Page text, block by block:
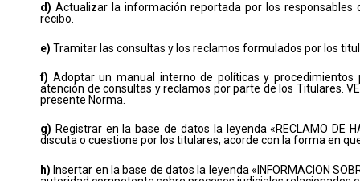
d) Actualizar la información reportada por los
recibo.
e) Tramitar las consultas y los reclamos formulados por los
f) Adoptar un manual interno de políticas y
atención de consultas y reclamos por parte de los Titulares.
presente Norma.
g) Registrar en la base de datos la leyenda «RECLAMO DE
discuta o cuestione por los titulares, acorde con la forma en
h) Insertar en la base de datos la leyenda «INFORMACION